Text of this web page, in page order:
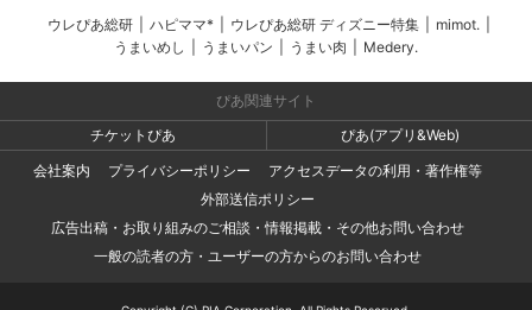
ウレぴあ総研 ハピママ* ウレぴあ総研 ディズニー特集 mimot.
うまいめし
うまいパン うまい肉 Medery.
ぴあ関連サイト
チケットぴあ
ぴあ(アプリ&Web)
会社案内
プライバシーポリシー
アクセスデータの利用・著作権等
外部送信ポリシー
広告出稿・お取り組みのご相談・情報掲載・その他お問い合わせ
一般の読者の方・ユーザーの方からのお問い合わせ